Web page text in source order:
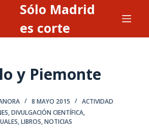
Sólo Madrid
es corte
y Piemonte
8 MAYO 2015
ACTIVIDAD
,DIVULGACIÓN CIENTÍFICA,
,LIBROS,NOTICIAS